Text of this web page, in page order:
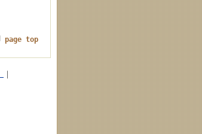
page top
｜